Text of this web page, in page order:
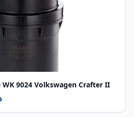
9024 Volkswagen Crafter II